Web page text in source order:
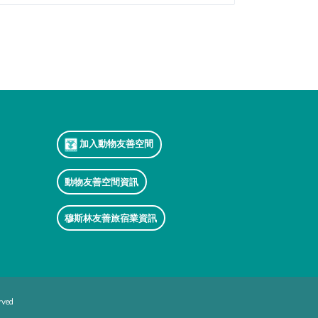
加入動物友善空間
動物友善空間資訊
穆斯林友善旅宿業資訊